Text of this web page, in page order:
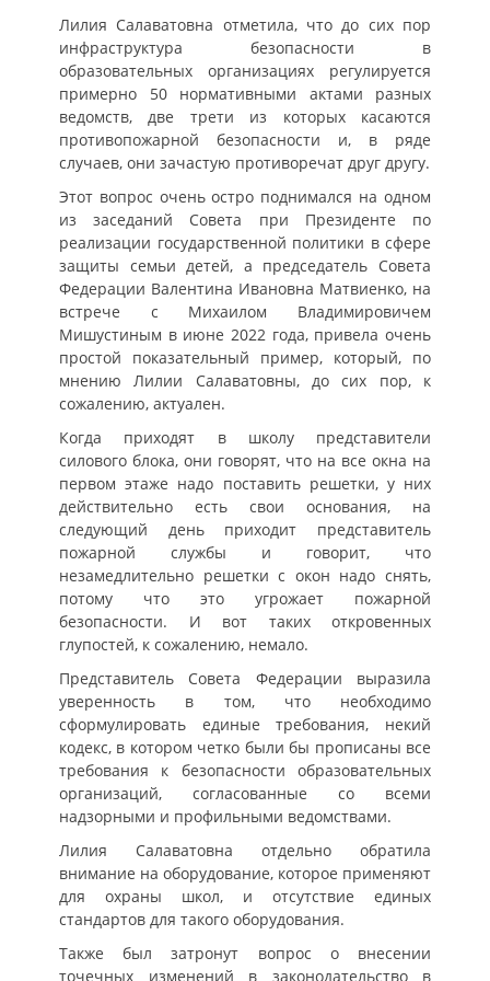
Лилия Салаватовна отметила, что до сих пор
инфраструктура безопасности в
образовательных организациях регулируется
примерно 50 нормативными актами разных
ведомств, две трети из которых касаются
противопожарной безопасности и, в ряде
случаев, они зачастую противоречат друг другу.
Этот вопрос очень остро поднимался на одном
из заседаний Совета при Президенте по
реализации государственной политики в сфере
защиты семьи детей, а председатель Совета
Федерации Валентина Ивановна Матвиенко, на
встрече с Михаилом Владимировичем
Мишустиным в июне 2022 года, привела очень
простой показательный пример, который, по
мнению Лилии Салаватовны, до сих пор, к
сожалению, актуален.
Когда приходят в школу представители
силового блока, они говорят, что на все окна на
первом этаже надо поставить решетки, у них
действительно есть свои основания, на
следующий день приходит представитель
пожарной службы и говорит, что
незамедлительно решетки с окон надо снять,
потому что это угрожает пожарной
безопасности. И вот таких откровенных
глупостей, к сожалению, немало.
Представитель Совета Федерации выразила
уверенность в том, что необходимо
сформулировать единые требования, некий
кодекс, в котором четко были бы прописаны все
требования к безопасности образовательных
организаций, согласованные со всеми
надзорными и профильными ведомствами.
Лилия Салаватовна отдельно обратила
внимание на оборудование, которое применяют
для охраны школ, и отсутствие единых
стандартов для такого оборудования.
Также был затронут вопрос о внесении
точечных изменений в законодательство в